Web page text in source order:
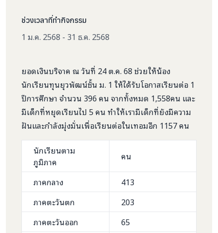
ช่วงเวลาที่ทำกิจกรรม
1 ม.ค. 2568 - 31 ธ.ค. 2568
ยอดเงินบริจาค ณ วันที่ 24 ต.ค. 68 ช่วยให้น้อง
นักเรียนทุนยุวพัฒน์ชั้น ม. 1 ให้ได้รับโอกาสเรียนต่อ 1
ปีการศึกษา จำนวน 396 คน จากทั้งหมด 1,558คน และ
มีเด็กที่หยุดเรียนไป 5 คน ทำให้เรามีเด็กที่ยังมีความ
ฝันและกำลังมุ่งมั่นเพื่อเรียนต่อในเทอมอีก 1157 คน
นักเรียนตาม
ภูมิภาค
คน
ภาคกลาง
413
ภาคตะวันตก
203
ภาคตะวันออก
65